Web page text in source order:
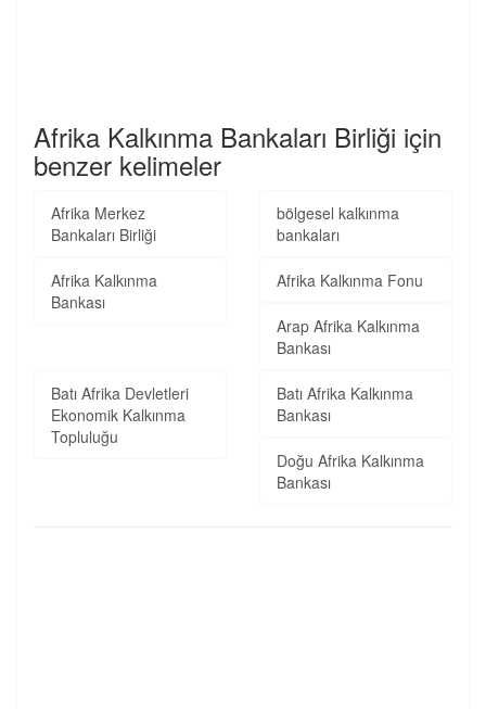
Afrika Kalkınma Bankaları Birliği için
benzer kelimeler
Afrika Merkez
Bankaları Birliği
bölgesel kalkınma
bankaları
Afrika Kalkınma
Bankası
Afrika Kalkınma Fonu
Arap Afrika Kalkınma
Bankası
Batı Afrika Devletleri
Ekonomik Kalkınma
Topluluğu
Batı Afrika Kalkınma
Bankası
Doğu Afrika Kalkınma
Bankası